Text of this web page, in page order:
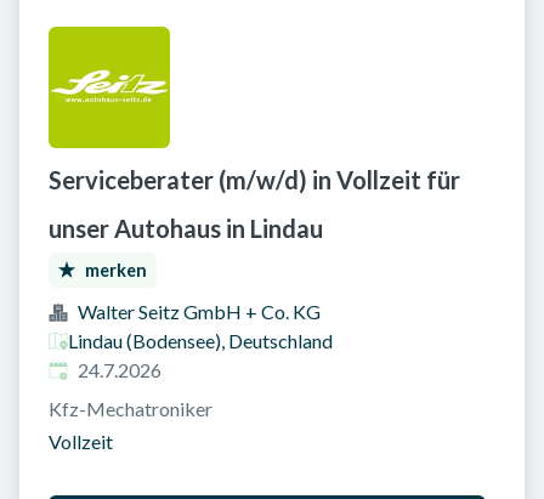
Serviceberater (m/w/d) in Vollzeit für
unser Autohaus in Lindau
merken
Walter Seitz GmbH + Co. KG
Lindau (Bodensee), Deutschland
Veröffentlicht am
24.7.2026
Kfz-Mechatroniker
Vollzeit